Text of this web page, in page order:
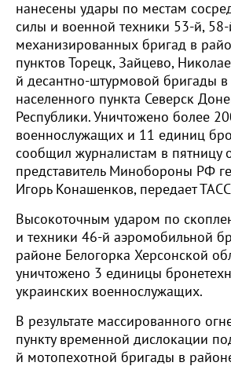
нанесены удары по местам
силы и военной техники 53-й,
механизированных бригад в
пунктов Торецк, Зайцево,
й десантно-штурмовой бригады
населенного пункта Северск
Республики. Уничтожено более
военнослужащих и 11 единиц
сообщил журналистам в пятницу
представитель Минобороны РФ
Игорь Конашенков, передает
Высокоточным ударом по
и техники 46-й аэромобильной
районе Белогорка Херсонской
уничтожено 3 единицы
украинских военнослужащих.
В результате массированного
пункту временной дислокации
й мотопехотной бригады в